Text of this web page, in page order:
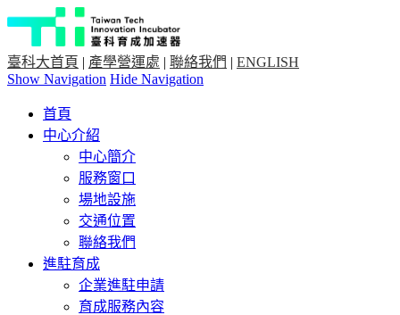
臺科大首頁 | 產學營運處 | 聯絡我們 | ENGLISH
Show Navigation Hide Navigation
首頁
中心介紹
中心簡介
服務窗口
場地設施
交通位置
聯絡我們
進駐育成
企業進駐申請
育成服務內容